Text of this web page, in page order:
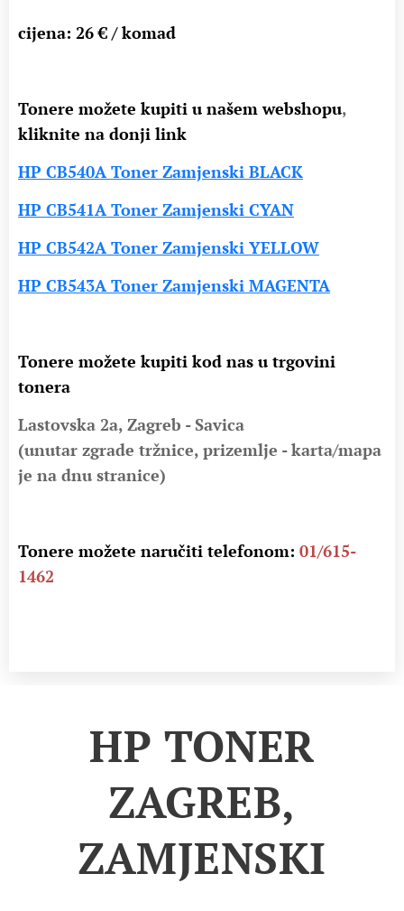
cijena: 26 € / komad
Tonere možete kupiti u našem webshopu,
kliknite na donji link
HP CB540A Toner Zamjenski BLACK
HP CB541A Toner Zamjenski CYAN
HP CB542A Toner Zamjenski YELLOW
HP CB543A Toner Zamjenski MAGENTA
Tonere možete kupiti kod nas u trgovini
tonera
Lastovska 2a, Zagreb - Savica
(unutar zgrade tržnice, prizemlje - karta/mapa
je na dnu stranice)
Tonere možete naručiti telefonom: 01/615-
1462
HP TONER
ZAGREB,
ZAMJENSKI